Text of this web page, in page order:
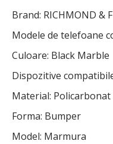
Brand: RICHMOND &
Modele de telefoane
Culoare: Black Marble
Dispozitive
Material: Policarbonat
Forma: Bumper
Model: Marmura